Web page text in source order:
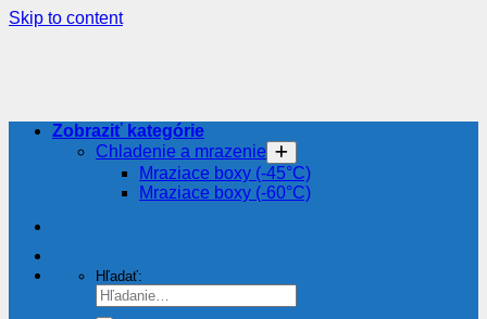
Skip to content
Hľadať:
Zobraziť kategórie
Chladenie a mrazenie
Mraziace boxy (-45°C)
Mraziace boxy (-60°C)